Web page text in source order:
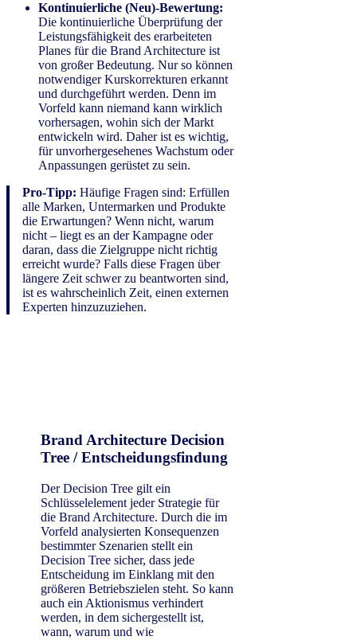
Kontinuierliche (Neu)-Bewertung:
Die kontinuierliche Überprüfung der
Leistungsfähigkeit des erarbeiteten
Planes für die Brand Architecture ist
von großer Bedeutung. Nur so können
notwendiger Kurskorrekturen erkannt
und durchgeführt werden. Denn im
Vorfeld kann niemand kann wirklich
vorhersagen, wohin sich der Markt
entwickeln wird. Daher ist es wichtig,
für unvorhergesehenes Wachstum oder
Anpassungen gerüstet zu sein.
Pro-Tipp: Häufige Fragen sind: Erfüllen
alle Marken, Untermarken und Produkte
die Erwartungen? Wenn nicht, warum
nicht – liegt es an der Kampagne oder
daran, dass die Zielgruppe nicht richtig
erreicht wurde? Falls diese Fragen über
längere Zeit schwer zu beantworten sind,
ist es wahrscheinlich Zeit, einen externen
Experten hinzuzuziehen.
Brand Architecture Decision
Tree / Entscheidungsfindung
Der Decision Tree gilt ein
Schlüsselelement jeder Strategie für
die Brand Architecture. Durch die im
Vorfeld analysierten Konsequenzen
bestimmter Szenarien stellt ein
Decision Tree sicher, dass jede
Entscheidung im Einklang mit den
größeren Betriebszielen steht. So kann
auch ein Aktionismus verhindert
werden, in dem sichergestellt ist,
wann, warum und wie